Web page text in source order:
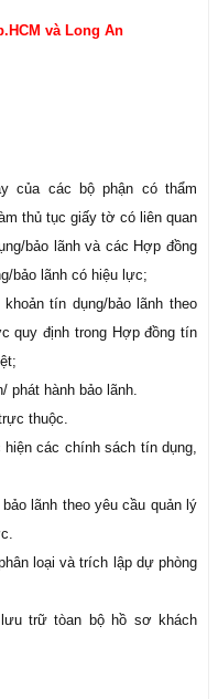
và Long An
của các bộ phận có thẩm
thủ tục giấy tờ có liên quan
bảo lãnh và các Hợp đồng
bảo lãnh có hiệu lực;
tín dụng/bảo lãnh theo
quy định trong Hợp đồng tín
phát hành bảo lãnh.
thuộc.
các chính sách tín dụng,
lãnh theo yêu cầu quản lý
loại và trích lập dự phòng
trữ tòan bộ hồ sơ khách